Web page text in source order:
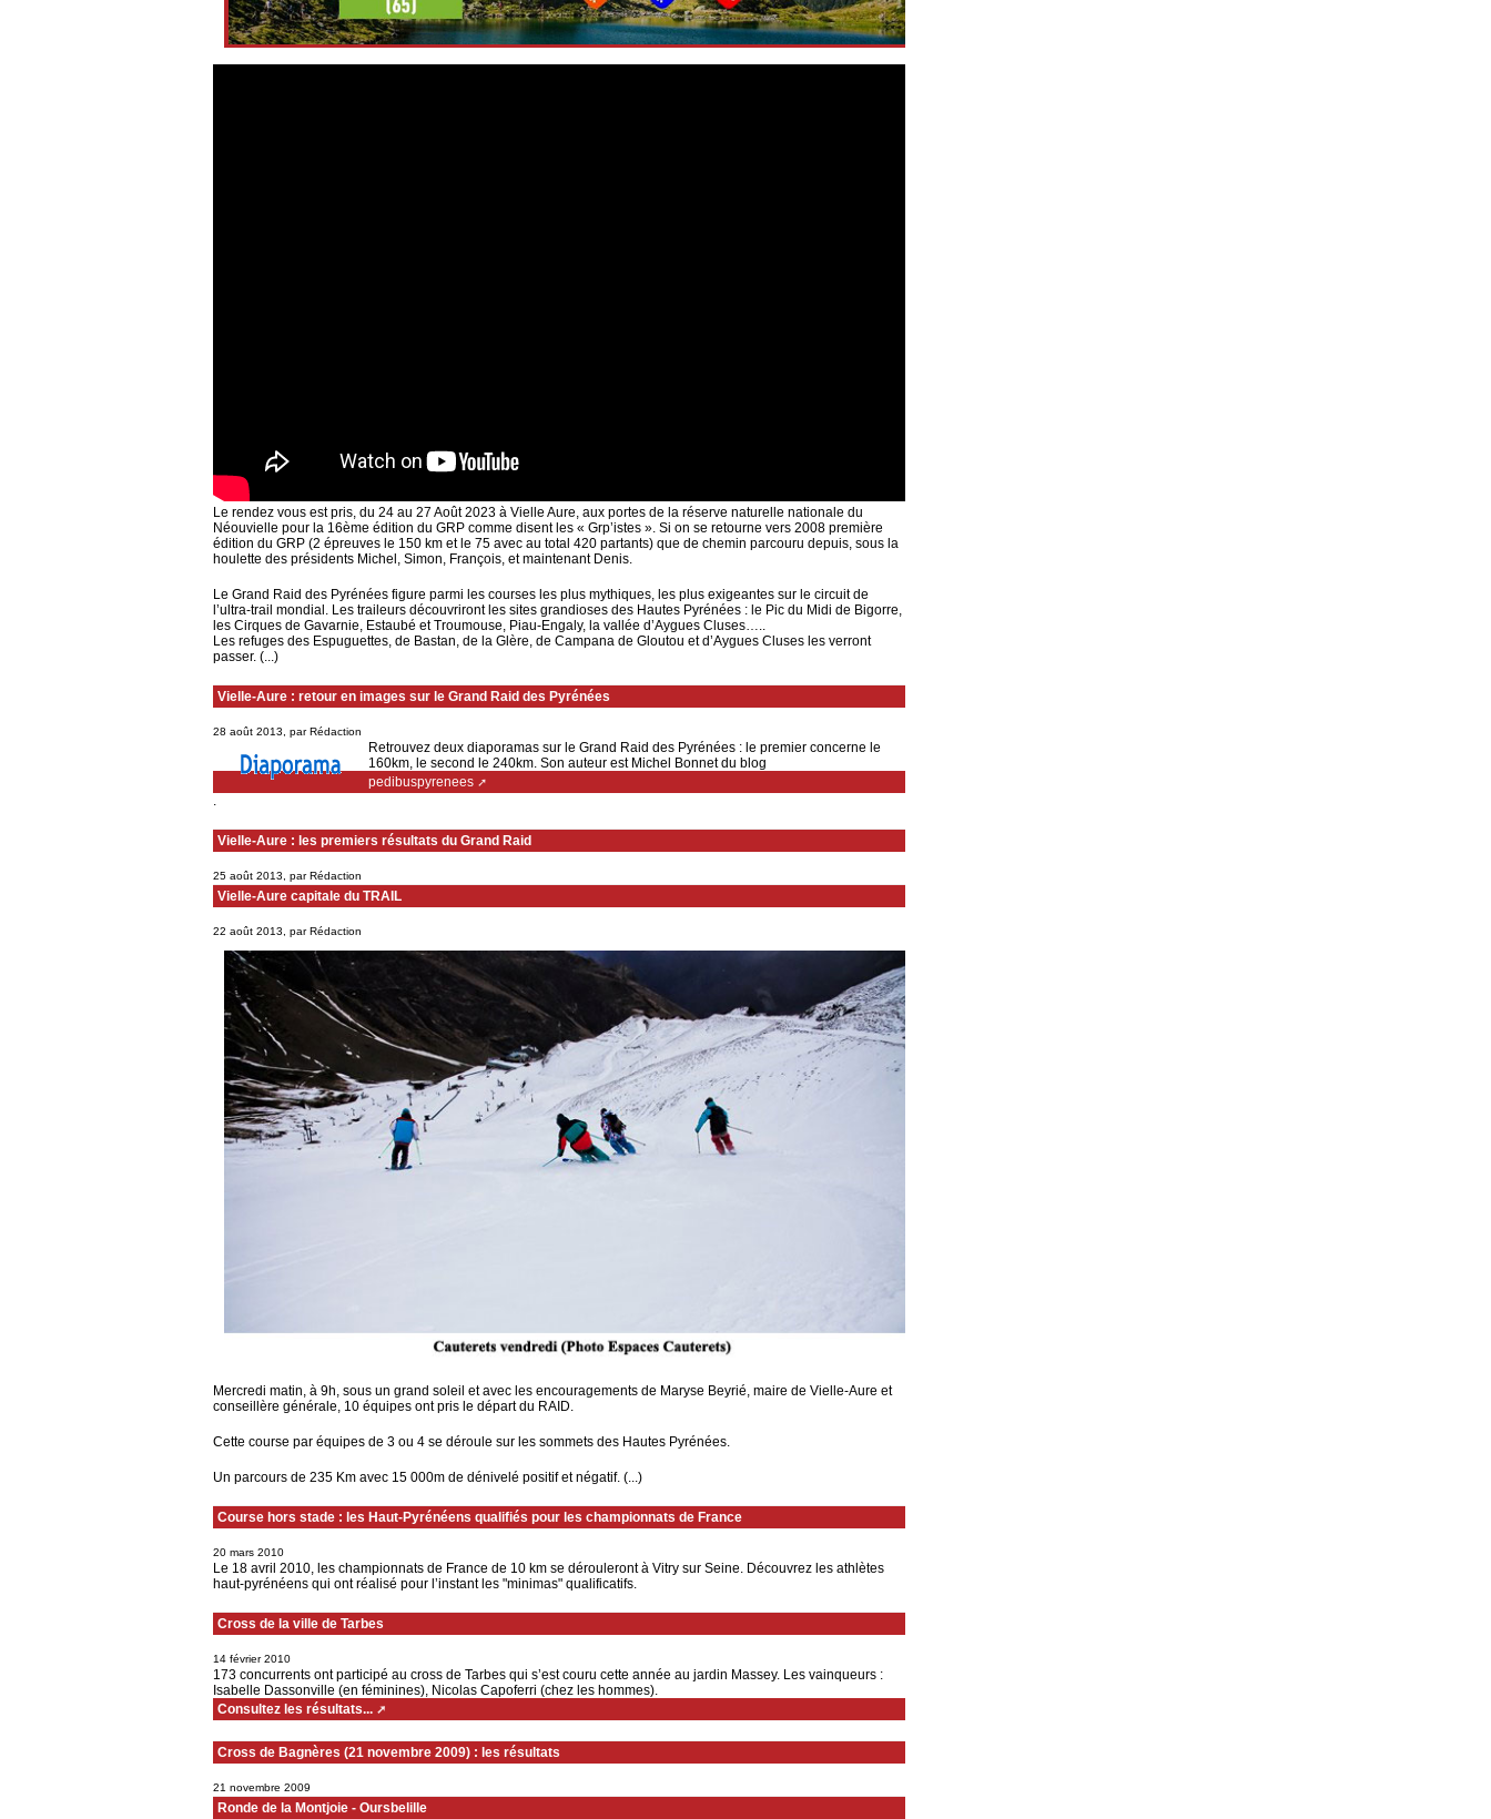
Le rendez vous est pris, du 24 au 27 Août 2023 à Vielle Aure, aux portes de la réserve naturelle nationale du
Néouvielle pour la 16ème édition du GRP comme disent les « Grp’istes ». Si on se retourne vers 2008 première
édition du GRP (2 épreuves le 150 km et le 75 avec au total 420 partants) que de chemin parcouru depuis, sous la
houlette des présidents Michel, Simon, François, et maintenant Denis.
Le Grand Raid des Pyrénées figure parmi les courses les plus mythiques, les plus exigeantes sur le circuit de
l’ultra-trail mondial. Les traileurs découvriront les sites grandioses des Hautes Pyrénées : le Pic du Midi de Bigorre,
les Cirques de Gavarnie, Estaubé et Troumouse, Piau-Engaly, la vallée d’Aygues Cluses…..
Les refuges des Espuguettes, de Bastan, de la Glère, de Campana de Gloutou et d’Aygues Cluses les verront
passer. (...)
Vielle-Aure : retour en images sur le Grand Raid des Pyrénées
28 août 2013, par Rédaction
Retrouvez deux diaporamas sur le Grand Raid des Pyrénées : le premier concerne le
160km, le second le 240km. Son auteur est Michel Bonnet du blog
pedibuspyrenees
.
Vielle-Aure : les premiers résultats du Grand Raid
25 août 2013, par Rédaction
Vielle-Aure capitale du TRAIL
22 août 2013, par Rédaction
Mercredi matin, à 9h, sous un grand soleil et avec les encouragements de Maryse Beyrié, maire de Vielle-Aure et
conseillère générale, 10 équipes ont pris le départ du RAID.
Cette course par équipes de 3 ou 4 se déroule sur les sommets des Hautes Pyrénées.
Un parcours de 235 Km avec 15 000m de dénivelé positif et négatif. (...)
Course hors stade : les Haut-Pyrénéens qualifiés pour les championnats de France
20 mars 2010
Le 18 avril 2010, les championnats de France de 10 km se dérouleront à Vitry sur Seine. Découvrez les athlètes
haut-pyrénéens qui ont réalisé pour l’instant les "minimas" qualificatifs.
Cross de la ville de Tarbes
14 février 2010
173 concurrents ont participé au cross de Tarbes qui s’est couru cette année au jardin Massey. Les vainqueurs :
Isabelle Dassonville (en féminines), Nicolas Capoferri (chez les hommes).
Consultez les résultats...
Cross de Bagnères (21 novembre 2009) : les résultats
21 novembre 2009
Ronde de la Montjoie - Oursbelille